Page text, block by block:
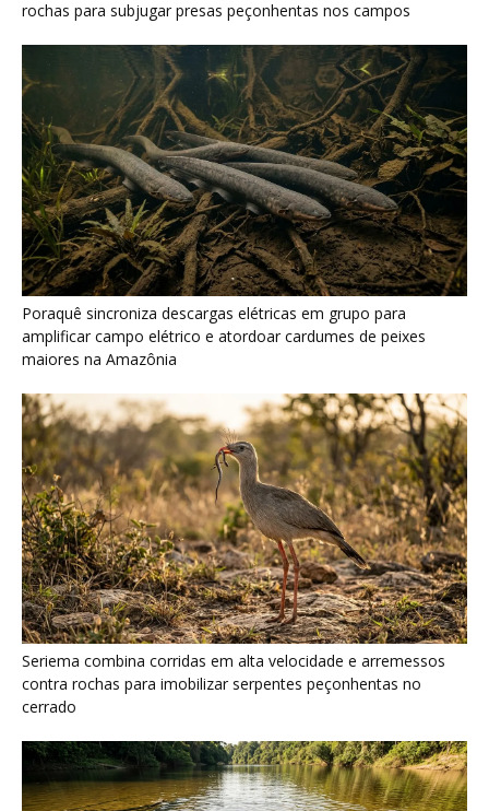
rochas para subjugar presas peçonhentas nos campos
Poraquê sincroniza descargas elétricas em grupo para
amplificar campo elétrico e atordoar cardumes de peixes
maiores na Amazônia
Seriema combina corridas em alta velocidade e arremessos
contra rochas para imobilizar serpentes peçonhentas no
cerrado